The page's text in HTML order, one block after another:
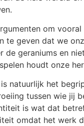
om
te geven dat we
geraniums en
houdt onze
natuurlijk het
tussen wie jij
is wat dat
omdat het werk